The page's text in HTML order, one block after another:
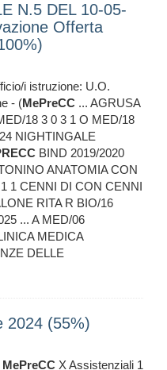
N.5 DEL 10-05-
Offerta
i istruzione: U.O.
- (MePreCC ... AGRUSA
18 3 0 3 1 O MED/18
NIGHTINGALE
BIND 2019/2020
ANATOMIA CON
1 CENNI DI CON CENNI
RITA R BIO/16
... A MED/06
MEDICA
DELLE
2024 (55%)
MePreCC X Assistenziali 1